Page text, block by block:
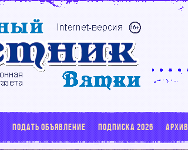
ПОДАТЬ ОБЪЯВЛЕНИЕ ПОДПИСКА 2026